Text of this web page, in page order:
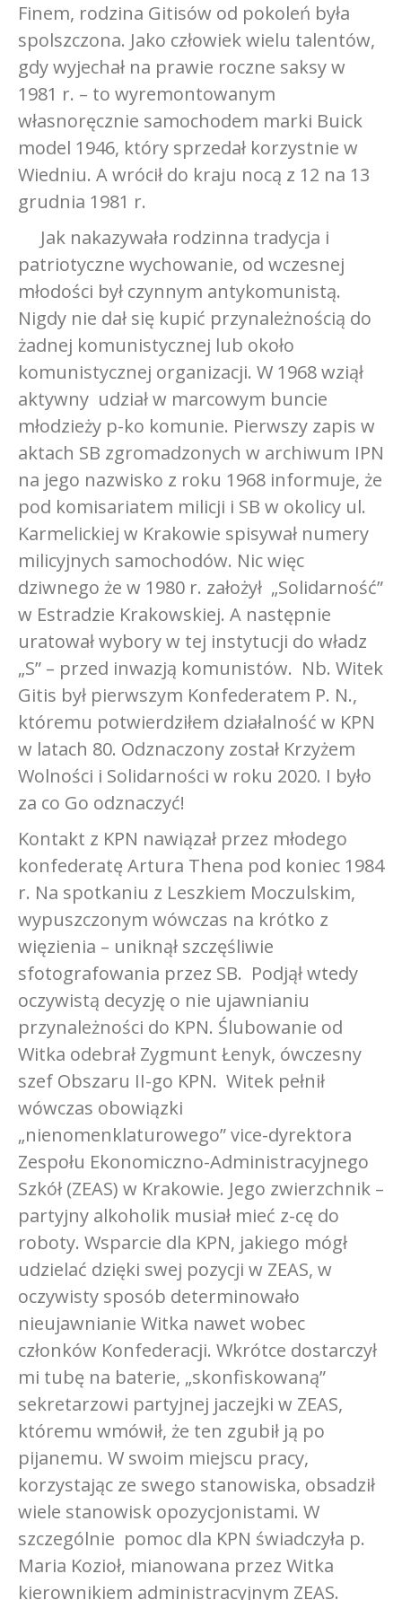
Finem, rodzina Gitisów od pokoleń była
spolszczona. Jako człowiek wielu talentów,
gdy wyjechał na prawie roczne saksy w
1981 r. – to wyremontowanym
własnoręcznie samochodem marki Buick
model 1946, który sprzedał korzystnie w
Wiedniu. A wrócił do kraju nocą z 12 na 13
grudnia 1981 r.
Jak nakazywała rodzinna tradycja i
patriotyczne wychowanie, od wczesnej
młodości był czynnym antykomunistą.
Nigdy nie dał się kupić przynależnością do
żadnej komunistycznej lub około
komunistycznej organizacji. W 1968 wziął
aktywny udział w marcowym buncie
młodzieży p-ko komunie. Pierwszy zapis w
aktach SB zgromadzonych w archiwum IPN
na jego nazwisko z roku 1968 informuje, że
pod komisariatem milicji i SB w okolicy ul.
Karmelickiej w Krakowie spisywał numery
milicyjnych samochodów. Nic więc
dziwnego że w 1980 r. założył „Solidarność”
w Estradzie Krakowskiej. A następnie
uratował wybory w tej instytucji do władz
„S” – przed inwazją komunistów. Nb. Witek
Gitis był pierwszym Konfederatem P. N.,
któremu potwierdziłem działalność w KPN
w latach 80. Odznaczony został Krzyżem
Wolności i Solidarności w roku 2020. I było
za co Go odznaczyć!
Kontakt z KPN nawiązał przez młodego
konfederatę Artura Thena pod koniec 1984
r. Na spotkaniu z Leszkiem Moczulskim,
wypuszczonym wówczas na krótko z
więzienia – uniknął szczęśliwie
sfotografowania przez SB. Podjął wtedy
oczywistą decyzję o nie ujawnianiu
przynależności do KPN. Ślubowanie od
Witka odebrał Zygmunt Łenyk, ówczesny
szef Obszaru II-go KPN. Witek pełnił
wówczas obowiązki
„nienomenklaturowego” vice-dyrektora
Zespołu Ekonomiczno-Administracyjnego
Szkół (ZEAS) w Krakowie. Jego zwierzchnik –
partyjny alkoholik musiał mieć z-cę do
roboty. Wsparcie dla KPN, jakiego mógł
udzielać dzięki swej pozycji w ZEAS, w
oczywisty sposób determinowało
nieujawnianie Witka nawet wobec
członków Konfederacji. Wkrótce dostarczył
mi tubę na baterie, „skonfiskowaną”
sekretarzowi partyjnej jaczejki w ZEAS,
któremu wmówił, że ten zgubił ją po
pijanemu. W swoim miejscu pracy,
korzystając ze swego stanowiska, obsadził
wiele stanowisk opozycjonistami. W
szczególnie pomoc dla KPN świadczyła p.
Maria Kozioł, mianowana przez Witka
kierownikiem administracyjnym ZEAS.